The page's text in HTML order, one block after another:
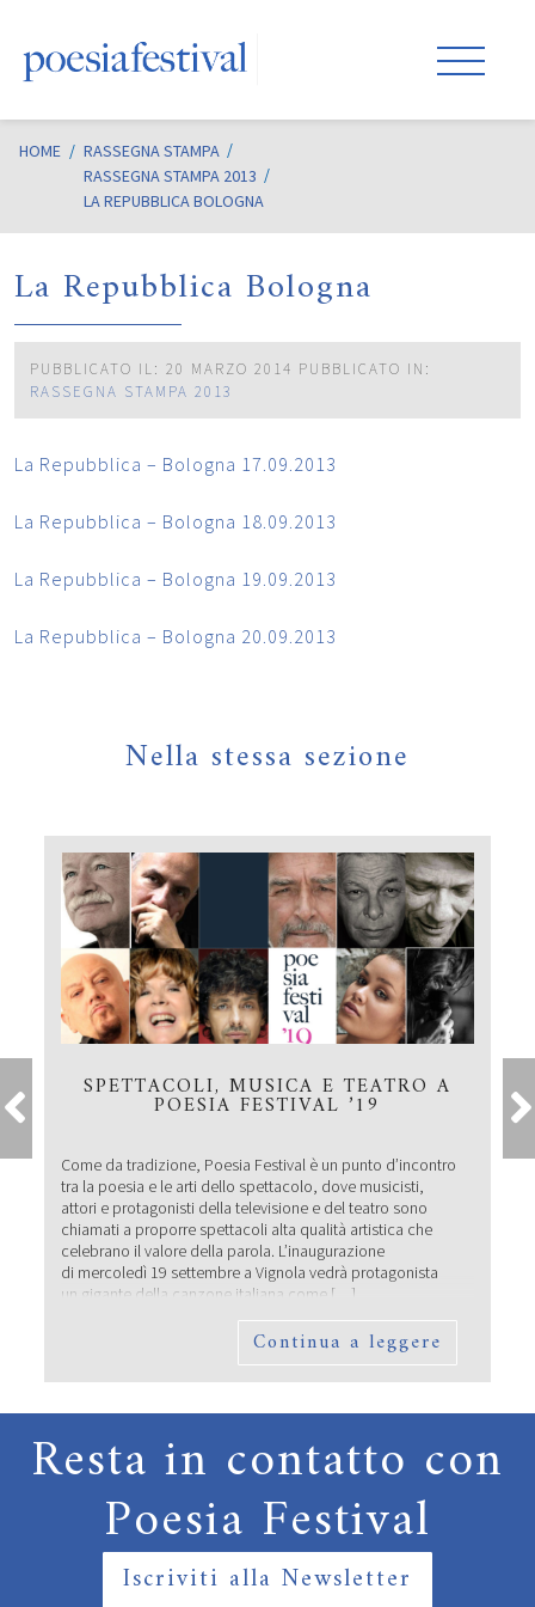
HOME / RASSEGNA STAMPA
RASSEGNA STAMPA 2013
LA REPUBBLICA BOLOGNA
La Repubblica Bologna
PUBBLICATO IL: 20 MARZO 2014 PUBBLICATO IN:
RASSEGNA STAMPA 2013
La Repubblica – Bologna 17.09.2013
La Repubblica – Bologna 18.09.2013
La Repubblica – Bologna 19.09.2013
La Repubblica – Bologna 20.09.2013
Nella stessa sezione
SPETTACOLI, MUSICA E TEATRO A
POESIA FESTIVAL ’19
Come da tradizione, Poesia Festival è un punto d’incontro
tra la poesia e le arti dello spettacolo, dove musicisti,
attori e protagonisti della televisione e del teatro sono
chiamati a proporre spettacoli alta qualità artistica che
celebrano il valore della parola. L’inaugurazione
di mercoledì 19 settembre a Vignola vedrà protagonista
un gigante della canzone italiana come […]
Continua a leggere
Resta in contatto con
Poesia Festival
Iscriviti alla Newsletter